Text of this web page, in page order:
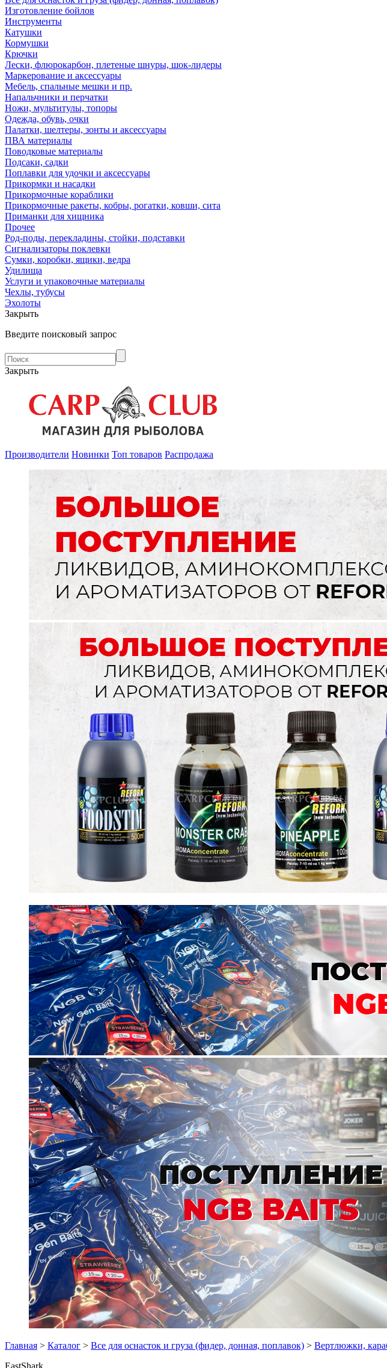
Изготовление бойлов
Инструменты
Катушки
Кормушки
Крючки
Лески, флюрокарбон, плетеные шнуры, шок-лидеры
Маркерование и аксессуары
Мебель, спальные мешки и пр.
Напальчники и перчатки
Ножи, мультитулы, топоры
Одежда, обувь, очки
Палатки, шелтеры, зонты и аксессуары
ПВА материалы
Поводковые материалы
Подсаки, садки
Поплавки для удочки и аксессуары
Прикормки и насадки
Прикормочные кораблики
Прикормочные ракеты, кобры, рогатки, ковши, сита
Приманки для хищника
Прочее
Род-поды, перекладины, стойки, подставки
Сигнализаторы поклевки
Сумки, коробки, ящики, ведра
Удилища
Услуги и упаковочные материалы
Чехлы, тубусы
Эхолоты
Закрыть
Введите поисковый запрос
Закрыть
Производители Новинки Топ товаров Распродажа
Главная > Каталог > Все для оснасток и груза (фидер, донная, поплавок) > Вертлюжки,
EastShark